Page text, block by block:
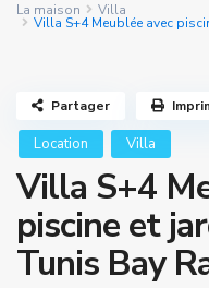
La maison Villa
Villa S+4 Meublée avec
Location Villa
Villa S+4
piscine et
Tunis Bay
Partager